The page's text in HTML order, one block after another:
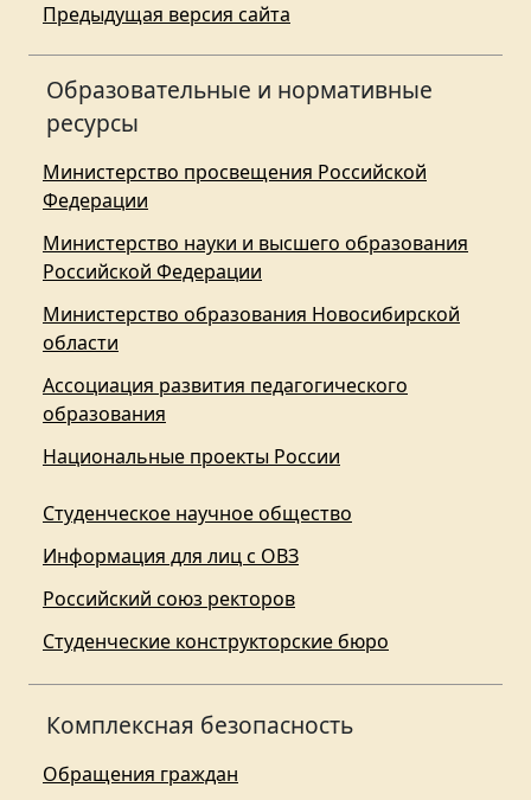
Предыдущая версия сайта
Образовательные и нормативные
ресурсы
Министерство просвещения Российской
Федерации
Министерство науки и высшего образования
Российской Федерации
Министерство образования Новосибирской
области
Ассоциация развития педагогического
образования
Национальные проекты России
Студенческое научное общество
Информация для лиц с ОВЗ
Российский союз ректоров
Студенческие конструкторские бюро
Комплексная безопасность
Обращения граждан